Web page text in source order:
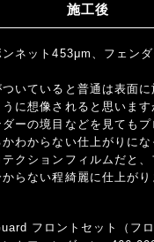
施工後
ネット453μm、フェン
ついていると普通は表面
に想像されると思います
ーの境目などを見ても
わからない仕上がりにな
クションフィルムだと、
らない程綺麗に仕上がり
フロントセット（フ